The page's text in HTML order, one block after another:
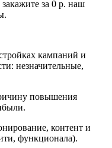
за 0 р. наш
кампаний и
незначительные,
повышения
контент и
функционала).